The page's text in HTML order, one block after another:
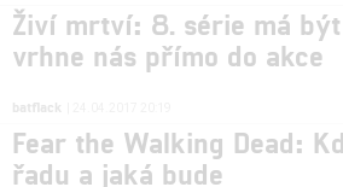
Živí mrtví: 8. série má
vrhne nás přímo do akce
batflack
Fear the Walking Dead:
řadu a jaká bude